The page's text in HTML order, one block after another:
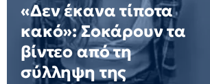
«Δεν έκανα τίποτα
κακό»: Σοκάρουν τα
βίντεο από τη
σύλληψη της